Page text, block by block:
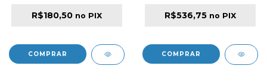
R$180,50 no PIX R$536,75 no PIX